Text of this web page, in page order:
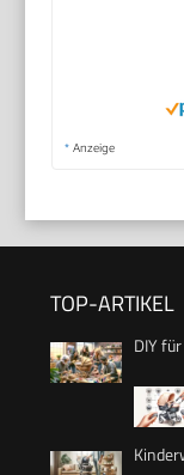
* Anzeige
TOP-ARTIKEL
DIY